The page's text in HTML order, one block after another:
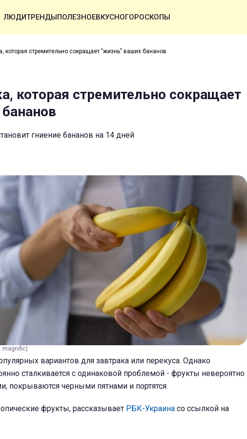
ЛЮДИТРЕНДЫПОЛЕЗНОЕВКУСНОГОРОСКОПЫ
которая стремительно сокращает "жизнь" ваших бананов
которая стремительно сокращает
гниение бананов на 14 дней
magnific)
вариантов для завтрака или перекуса. Однако
сталкивается с одинаковой проблемой - фрукты невероятно
покрываются черными пятнами и портятся.
фрукты, рассказывает РБК-Украина со ссылкой на